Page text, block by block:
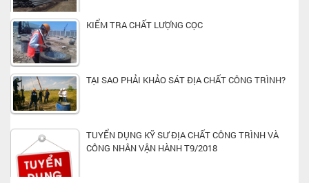
KIỂM TRA CHẤT LƯỢNG CỌC
TẠI SAO PHẢI KHẢO SÁT ĐỊA CHẤT CÔNG TRÌNH?
TUYỂN DỤNG KỸ SƯ ĐỊA CHẤT CÔNG TRÌNH VÀ
CÔNG NHÂN VẬN HÀNH T9/2018